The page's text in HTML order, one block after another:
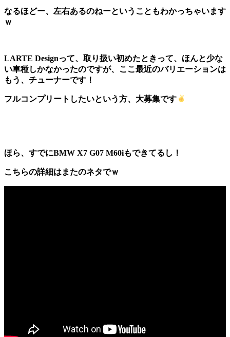
なるほどー、左右あるのねーということもわかっちゃいます
ｗ
LARTE Designって、取り扱い初めたときって、ほんと少な
い車種しかなかったのですが、ここ最近のバリエーションは
もう、チューナーです！
フルコンプリートしたいという方、大募集です
ほら、すでにBMW X7 G07 M60iもできてるし！
こちらの詳細はまたのネタでｗ